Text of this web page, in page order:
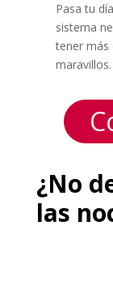
Pasa tu
sistema
tener más
maravillos.
¿No
las